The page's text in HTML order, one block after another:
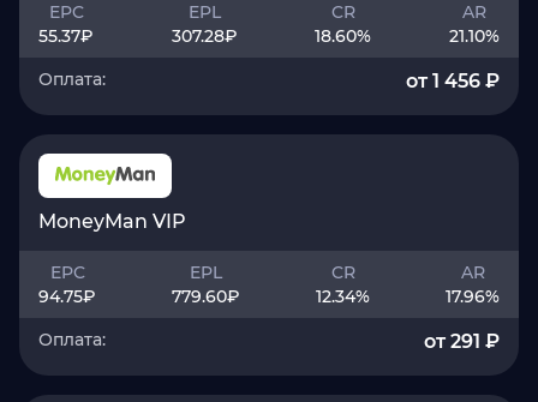
EPC
55.37₽
EPL
307.28₽
CR
18.60%
AR
21.10%
Оплата:
от 1 456 ₽
MoneyMan VIP
EPC
94.75₽
EPL
779.60₽
CR
12.34%
AR
17.96%
Оплата:
от 291 ₽